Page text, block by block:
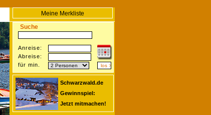
Meine Merkliste
Suche
Anreise:
Abreise:
für min.
Schwarzwald.de
Gewinnspiel:
Jetzt mitmachen!